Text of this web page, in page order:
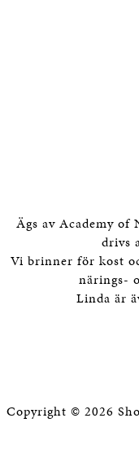
Ägs av Academy of
drivs
Vi brinner för kost
närings-
Linda är
Copyright © 2026